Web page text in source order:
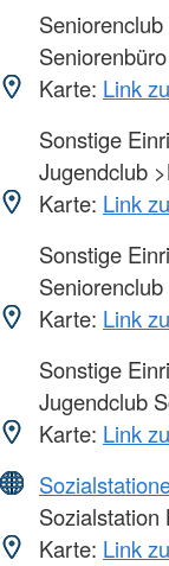
Seniorenclub
Seniorenbüro
Karte: Link
Sonstige
Jugendclub
Karte: Link
Sonstige
Seniorenclub
Karte: Link
Sonstige
Jugendclub
Karte: Link
Sozialstation
Karte: Link